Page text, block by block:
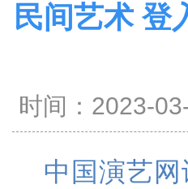
民间艺术 登
时间：2023-
中国演艺网